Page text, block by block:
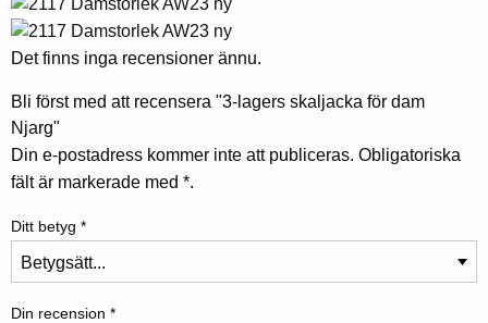
Det finns inga recensioner ännu.
Bli först med att recensera "3-lagers skaljacka för dam
Njarg"
Din e-postadress kommer inte att publiceras. Obligatoriska
fält är markerade med *.
Ditt betyg *
Din recension *